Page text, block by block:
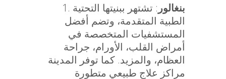
بنغالور : تشتهر ببنيتها التحتية
الطبية المتقدمة، وتضم أفضل
المستشفيات المتخصصة في
أمراض القلب، الأورام، جراحة
العظام، والمزيد. كما توفر المدينة
مراكز علاج طبيعي متطورة